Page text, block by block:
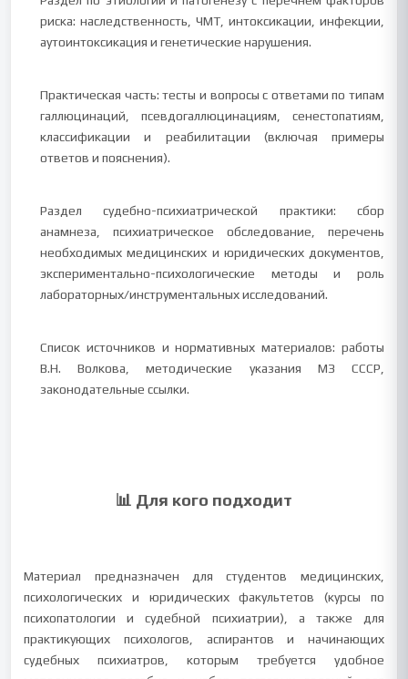
риска: наследственность, ЧМТ, интоксикации, инфекции,
аутоинтоксикация и генетические нарушения.
Практическая часть: тесты и вопросы с ответами по типам
галлюцинаций, псевдогаллюцинациям, сенестопатиям,
классификации и реабилитации (включая примеры
ответов и пояснения).
Раздел судебно-психиатрической практики: сбор
анамнеза, психиатрическое обследование, перечень
необходимых медицинских и юридических документов,
экспериментально-психологические методы и роль
лабораторных/инструментальных исследований.
Список источников и нормативных материалов: работы
В.Н. Волкова, методические указания МЗ СССР,
законодательные ссылки.
📊 Для кого подходит
Материал предназначен для студентов медицинских,
психологических и юридических факультетов (курсы по
психопатологии и судебной психиатрии), а также для
практикующих психологов, аспирантов и начинающих
судебных психиатров, которым требуется удобное